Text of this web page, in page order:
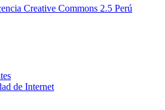
"Ciudades Sostenibles y
Lima, 17-19 de septiembre 2014:
territorial y su vinculación con la
ciudades sostenibles
Creative Commons 2.5 Perú
de Internet